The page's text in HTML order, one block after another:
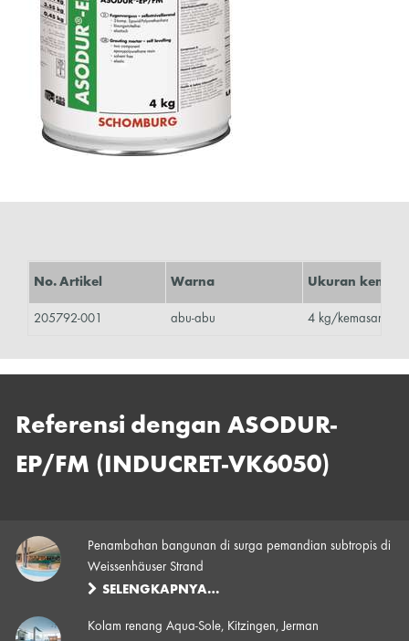
No. Artikel Warna Ukuran
205792-001 abu-abu 4 kg/kemasan
Referensi dengan ASODUR-
EP/FM (INDUCRET-VK6050)
Penambahan bangunan di surga pemandian subtropis di
Weissenhäuser Strand
SELENGKAPNYA…
Kolam renang Aqua-Sole, Kitzingen, Jerman